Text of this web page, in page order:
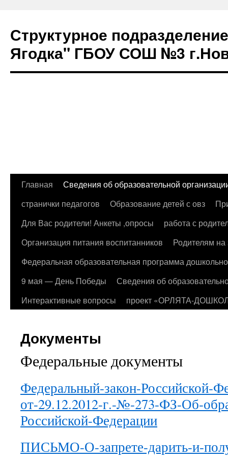
Структурное
Ягодка" ГБОУ СОШ №3
Перейти
содержимому
Главная
Сведения об образовательной
странички педагогов
Образование детей с овз
Для Вас родители! Анкеты ,опросы
работа с
Организация питания воспитанников
Родителям на
Федеральная образовательная программа
9 мая — День Победы
Сведения об
Интерактивные вопросы
проект «ОРЛЯТА-
Документы
Федеральные документы
Федеральный-закон-Российской-
от-29.12.2012-г.-№-273-ФЗ-Об-
Российской-Федерации
ПИСЬМО-О-запрете-дарить-и-